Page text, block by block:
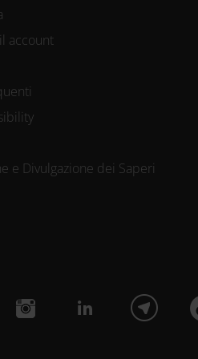
account
e Divulgazione dei Saperi